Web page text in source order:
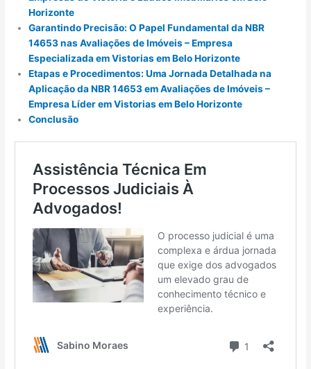
Horizonte
Garantindo Precisão: O Papel Fundamental da NBR
14653 nas Avaliações de Imóveis – Empresa
Especializada em Vistorias em Belo Horizonte
Etapas e Procedimentos: Uma Jornada Detalhada na
Aplicação da NBR 14653 em Avaliações de Imóveis –
Empresa Líder em Vistorias em Belo Horizonte
Conclusão